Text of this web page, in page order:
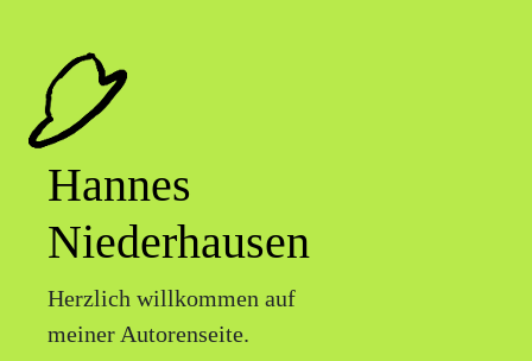
Hannes
Niederhausen
Herzlich willkommen auf
meiner Autorenseite.